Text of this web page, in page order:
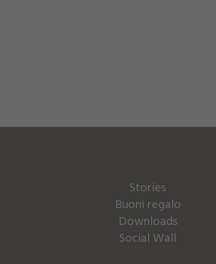
Stories
Buoni regalo
Downloads
Social Wall